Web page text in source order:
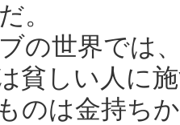
。
の世界では
しい人に施
は金持ちか